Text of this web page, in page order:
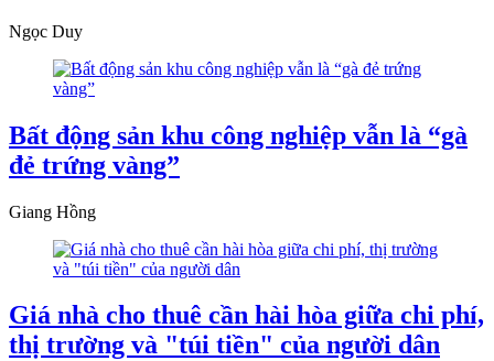
Ngọc Duy
Bất động sản khu công nghiệp vẫn là “gà
đẻ trứng vàng”
Giang Hồng
Giá nhà cho thuê cần hài hòa giữa chi phí,
thị trường và "túi tiền" của người dân